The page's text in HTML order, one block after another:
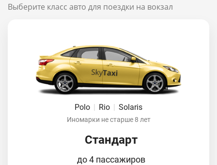
Выберите класс авто для поездки на вокзал
Polo | Rio | Solaris
Иномарки не старше 8 лет
Стандарт
до 4 пассажиров